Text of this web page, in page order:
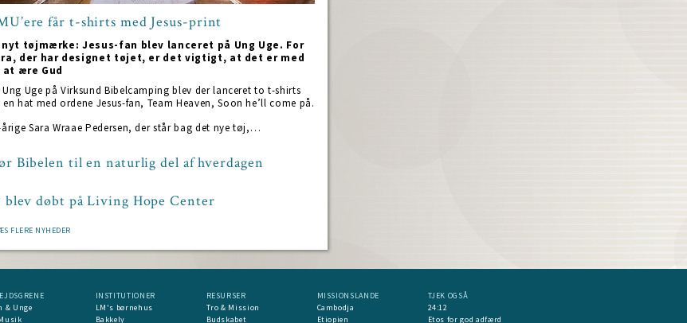
får t-shirts med Jesus-print
nyt tøjmærke: Jesus-fan blev lanceret på Ung Uge. For
der har designet tøjet, er det vigtigt, at det er med
ære Gud
Ung Uge på Virksund Bibelcamping blev der lanceret to t-shirts
hat med ordene Jesus-fan, Team Heaven, Soon he’ll come på.
årige Sara Wraae Pedersen, der står bag det nye tøj,…
Bibelen til en naturlig del af hverdagen
blev døbt på Living Hope Center
FLERE NYHEDER
& Unge
INSTITUTIONER
LM's børnehus
Bakkely
RESURSER
Tro & Mission
Budskabet
MISSIONSLANDE
Cambodja
Etiopien
TJEK OGSÅ
24:12
Etos for god adfærd